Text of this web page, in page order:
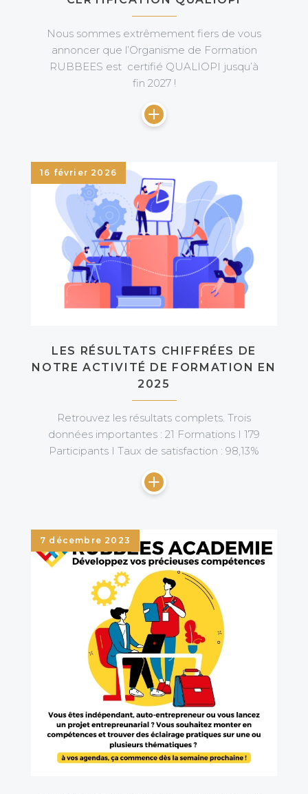
Nous sommes extrêmement fiers de vous
annoncer que l’Organisme de Formation
RUBBEES est certifié QUALIOPI jusqu’à
fin 2027 !
16 février 2026
LES RÉSULTATS CHIFFRÉES DE
NOTRE ACTIVITÉ DE FORMATION EN
2025
Retrouvez les résultats complets. Trois
données importantes : 21 Formations I 179
Participants I Taux de satisfaction : 98,13%
7 décembre 2023